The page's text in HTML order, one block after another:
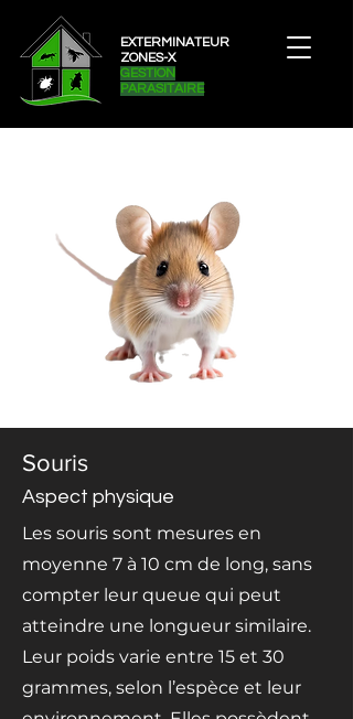
EXTERMINATEUR
ZONES-X
GESTION
PARASITAIRE
Souris
Aspect physique
Les souris sont mesures en
moyenne 7 à 10 cm de long, sans
compter leur queue qui peut
atteindre une longueur similaire.
Leur poids varie entre 15 et 30
grammes, selon l’espèce et leur